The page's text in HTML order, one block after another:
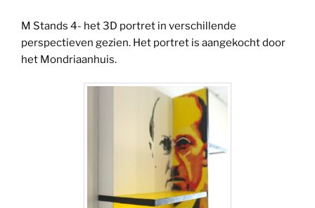
M Stands 4- het 3D portret in verschillende
perspectieven gezien. Het portret is aangekocht door
het Mondriaanhuis.